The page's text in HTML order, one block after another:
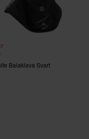
Balaklava Svart